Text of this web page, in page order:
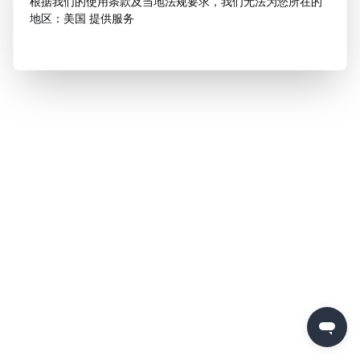
地区：美国 提供服务